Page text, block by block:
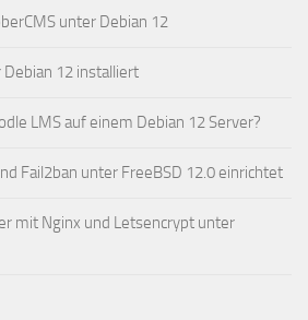
unter Debian 12
12 installiert
LMS auf einem Debian 12 Server?
Fail2ban unter FreeBSD 12.0 einrichtet
mit Nginx und Letsencrypt unter